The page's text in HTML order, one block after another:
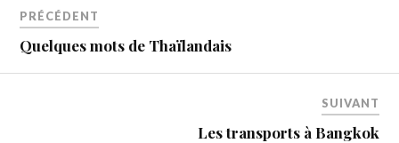
PRÉCÉDENT
Quelques mots de Thaïlandais
SUIVANT
Les transports à Bangkok